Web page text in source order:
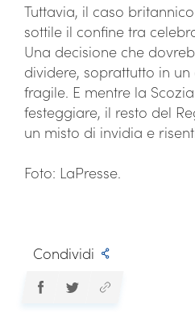
Tuttavia, il caso
sottile il confine tra
Una decisione che
dividere, soprattutto in
fragile. E mentre la
festeggiare, il resto del
un misto di invidia e
Foto: LaPresse.
Condividi